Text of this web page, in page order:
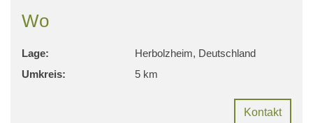
Wo
Lage:
Herbolzheim, Deutschland
Umkreis:
5 km
Kontakt